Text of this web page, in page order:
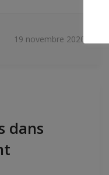
19 novembre 2020
dans